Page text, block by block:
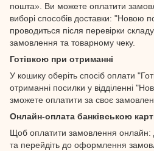
пошта». Ви можете оплатити
виборі способів доставки: "Новою
проводиться після перевірки
замовлення та товарному чеку.
Готівкою при отриманні
У кошику оберіть спосіб оплати
отриманні посилки у відділенні
зможете оплатити за своє
Онлайн-оплата банківською
Щоб оплатити замовлення онлайн:
та перейдіть до оформлення